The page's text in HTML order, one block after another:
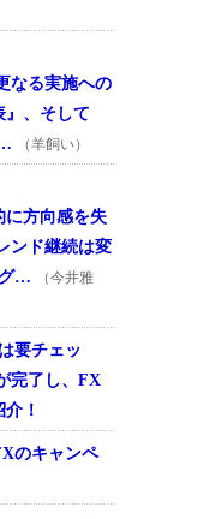
なる実施への
』、そして
（羊飼い）
に方向感を失
ンド継続は変
グ…
（今井雅
要チェッ
完了し、FX
！
のキャンペ